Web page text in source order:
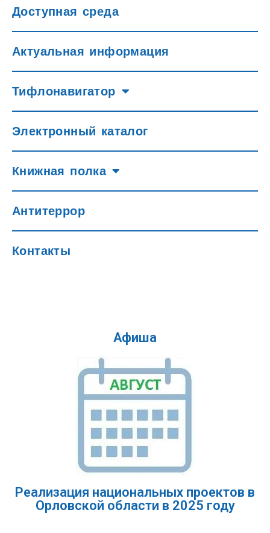
Доступная среда
Актуальная информация
Тифлонавигатор
Электронный каталог
Книжная полка
Антитеррор
Контакты
Афиша
Реализация национальных проектов в
Орловской области в 2025 году